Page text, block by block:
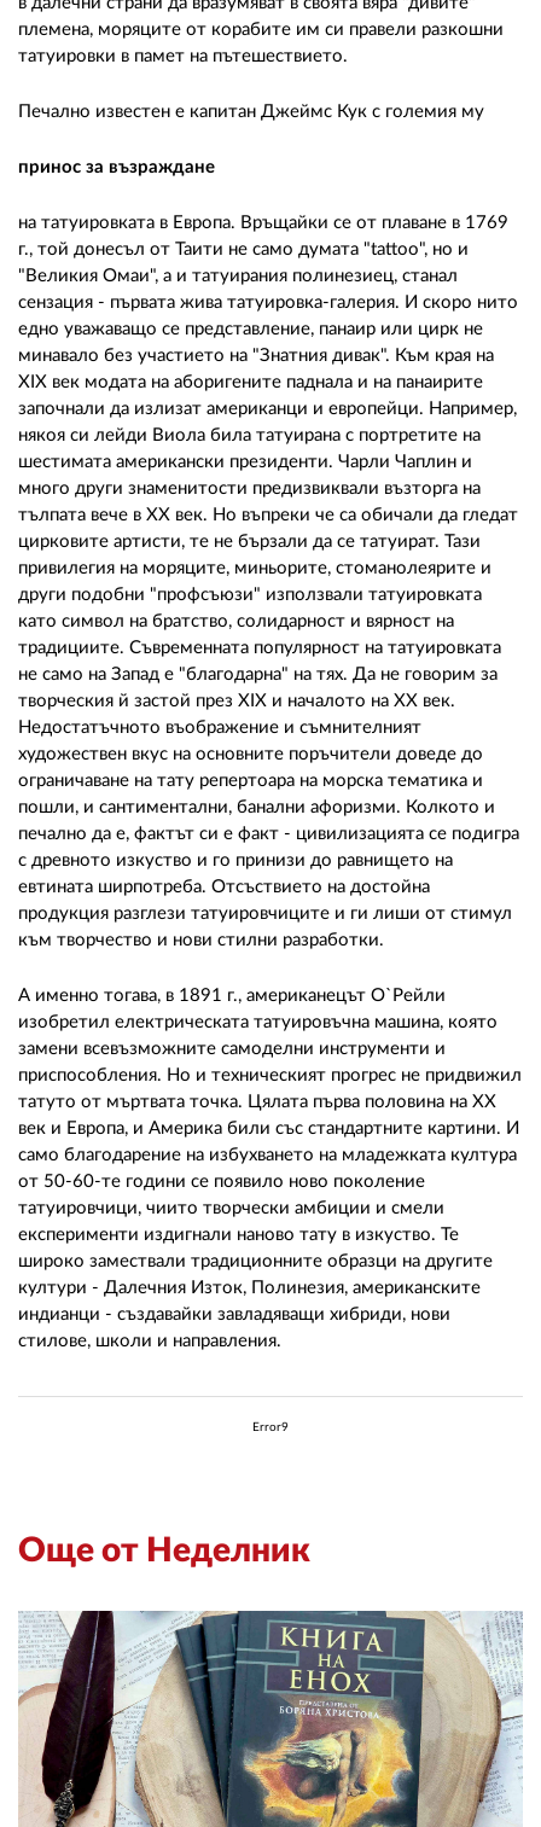
племена, моряците от корабите им си правели разкошни
татуировки в памет на пътешествието.
Печално известен е капитан Джеймс Кук с големия му
принос за възраждане
на татуировката в Европа. Връщайки се от плаване в 1769
г., той донесъл от Таити не само думата "tattoo", но и
"Великия Омаи", а и татуирания полинезиец, станал
сензация - първата жива татуировка-галерия. И скоро нито
едно уважаващо се представление, панаир или цирк не
минавало без участието на "Знатния дивак". Към края на
XIX век модата на аборигените паднала и на панаирите
започнали да излизат американци и европейци. Например,
някоя си лейди Виола била татуирана с портретите на
шестимата американски президенти. Чарли Чаплин и
много други знаменитости предизвиквали възторга на
тълпата вече в XX век. Но въпреки че са обичали да гледат
цирковите артисти, те не бързали да се татуират. Тази
привилегия на моряците, миньорите, стоманолеярите и
други подобни "профсъюзи" използвали татуировката
като символ на братство, солидарност и вярност на
традициите. Съвременната популярност на татуировката
не само на Запад е "благодарна" на тях. Да не говорим за
творческия й застой през XIX и началото на XX век.
Недостатъчното въображение и съмнителният
художествен вкус на основните поръчители доведе до
ограничаване на тату репертоара на морска тематика и
пошли, и сантиментални, банални афоризми. Колкото и
печално да е, фактът си е факт - цивилизацията се подигра
с древното изкуство и го принизи до равнището на
евтината ширпотреба. Отсъствието на достойна
продукция разглези татуировчиците и ги лиши от стимул
към творчество и нови стилни разработки.
А именно тогава, в 1891 г., американецът О`Рейли
изобретил електрическата татуировъчна машина, която
замени всевъзможните самоделни инструменти и
приспособления. Но и техническият прогрес не придвижил
татуто от мъртвата точка. Цялата първа половина на ХХ
век и Европа, и Америка били със стандартните картини. И
само благодарение на избухването на младежката култура
от 50-60-те години се появило ново поколение
татуировчици, чиито творчески амбиции и смели
експерименти издигнали наново тату в изкуство. Те
широко замествали традиционните образци на другите
култури - Далечния Изток, Полинезия, американските
индианци - създавайки завладяващи хибриди, нови
стилове, школи и направления.
Error9
Още от Неделник